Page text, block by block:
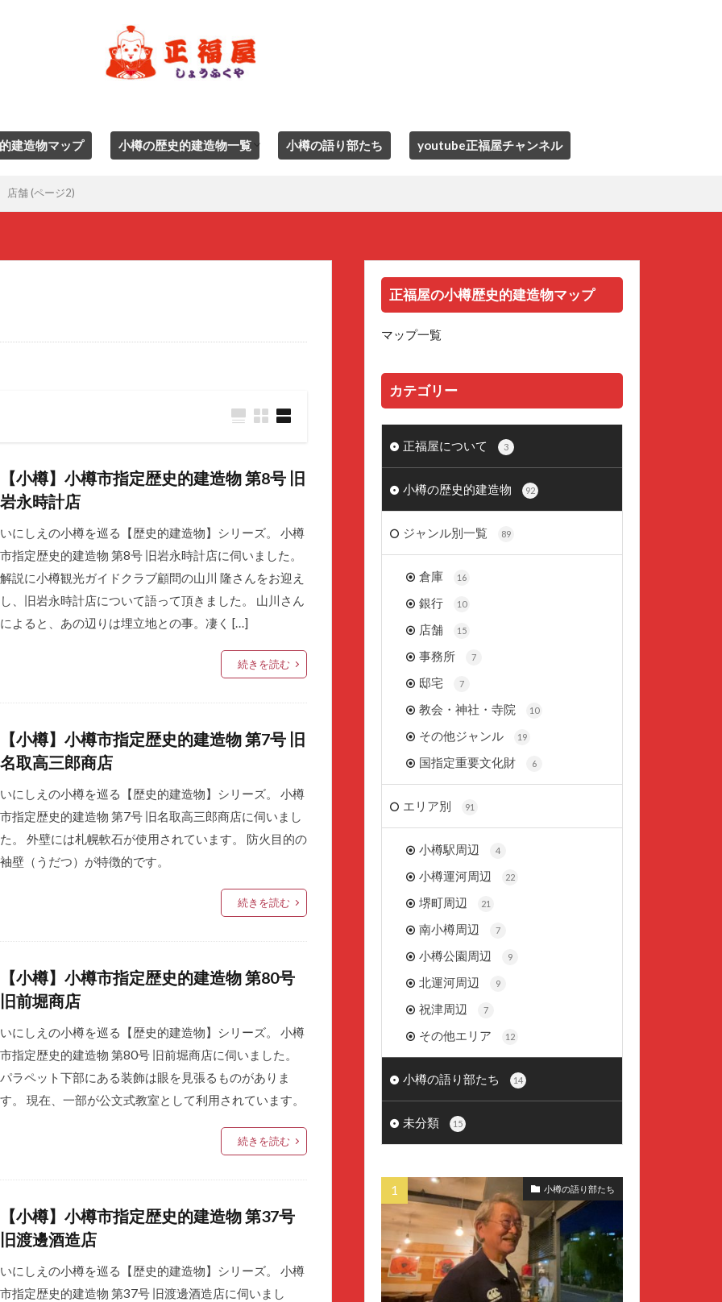
建造物マップ 小樽の歴史的建造物一覧 小樽の語り部たち youtube正福屋チャンネル
店舗 (ページ2)
【小樽】小樽市指定歴史的建造物 第8号 旧
岩永時計店
いにしえの小樽を巡る【歴史的建造物】シリーズ。 小樽
市指定歴史的建造物 第8号 旧岩永時計店に伺いました。
解説に小樽観光ガイドクラブ顧問の山川 隆さんをお迎え
し、旧岩永時計店について語って頂きました。 山川さん
によると、あの辺りは埋立地との事。凄く […]
続きを読む
【小樽】小樽市指定歴史的建造物 第7号 旧
名取高三郎商店
いにしえの小樽を巡る【歴史的建造物】シリーズ。 小樽
市指定歴史的建造物 第7号 旧名取高三郎商店に伺いまし
た。 外壁には札幌軟石が使用されています。 防火目的の
袖壁（うだつ）が特徴的です。
続きを読む
【小樽】小樽市指定歴史的建造物 第80号
旧前堀商店
いにしえの小樽を巡る【歴史的建造物】シリーズ。 小樽
市指定歴史的建造物 第80号 旧前堀商店に伺いました。
パラペット下部にある装飾は眼を見張るものがありま
す。 現在、一部が公文式教室として利用されています。
続きを読む
【小樽】小樽市指定歴史的建造物 第37号
旧渡邊酒造店
いにしえの小樽を巡る【歴史的建造物】シリーズ。 小樽
市指定歴史的建造物 第37号 旧渡邊酒造店に伺いまし
正福屋の小樽歴史的建造物マップ
マップ一覧
カテゴリー
正福屋について 3
小樽の歴史的建造物 92
ジャンル別一覧 89
倉庫 16
銀行 10
店舗 15
事務所 7
邸宅 7
教会・神社・寺院 10
その他ジャンル 19
国指定重要文化財 6
エリア別 91
小樽駅周辺 4
小樽運河周辺 22
堺町周辺 21
南小樽周辺 7
小樽公園周辺 9
北運河周辺 9
祝津周辺 7
その他エリア 12
小樽の語り部たち 14
未分類 15
小樽の語り部たち